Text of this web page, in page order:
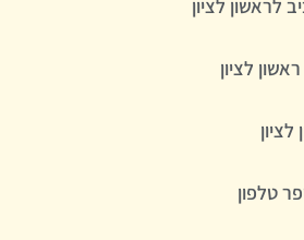
לראשון לציון
לציון
טלפון